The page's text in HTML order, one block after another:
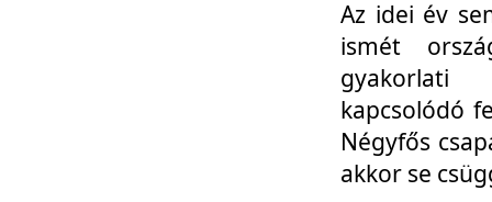
Az idei év
ismét
gyakorlati
kapcsolódó
Négyfős
akkor se